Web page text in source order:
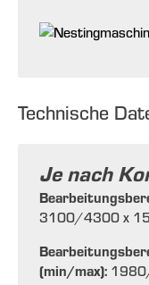
Technische
Je nach
3100/4300 x
(min/max):